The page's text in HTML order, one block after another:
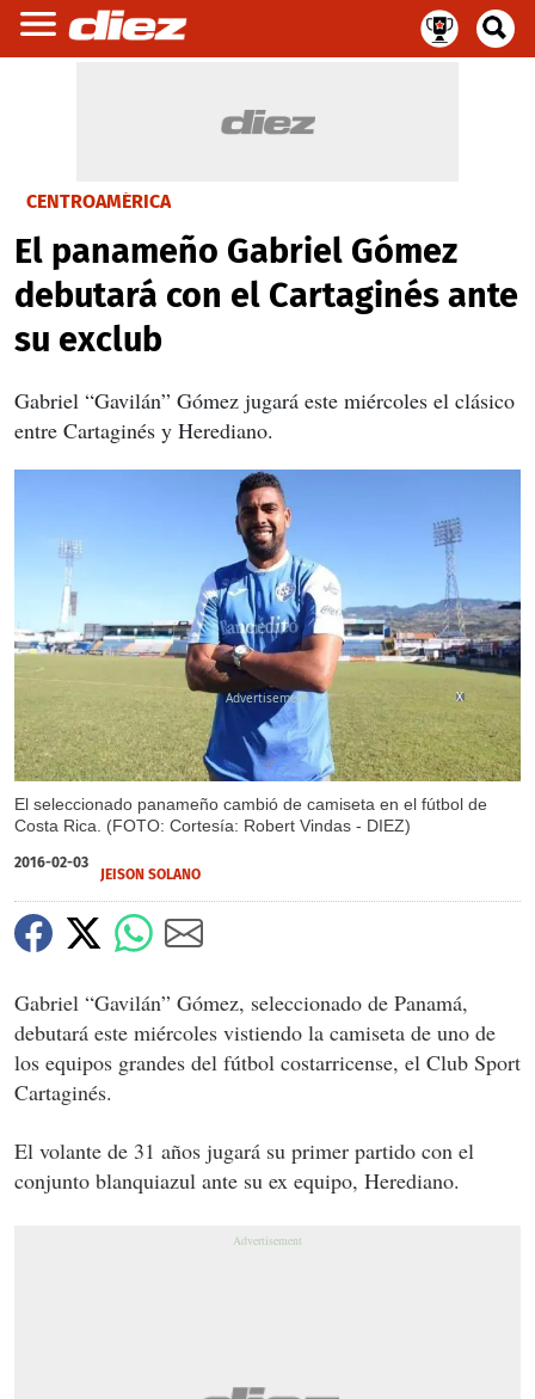
CENTROAMÉRICA
El panameño Gabriel Gómez
debutará con el Cartaginés ante
su exclub
Gabriel “Gavilán” Gómez jugará este miércoles el clásico
entre Cartaginés y Herediano.
El seleccionado panameño cambió de camiseta en el fútbol de
Costa Rica. (FOTO: Cortesía: Robert Vindas - DIEZ)
X
2016-02-03
JEISON SOLANO
Gabriel “Gavilán” Gómez, seleccionado de Panamá,
debutará este miércoles vistiendo la camiseta de uno de
los equipos grandes del fútbol costarricense, el Club Sport
Cartaginés.
El volante de 31 años jugará su primer partido con el
conjunto blanquiazul ante su ex equipo, Herediano.